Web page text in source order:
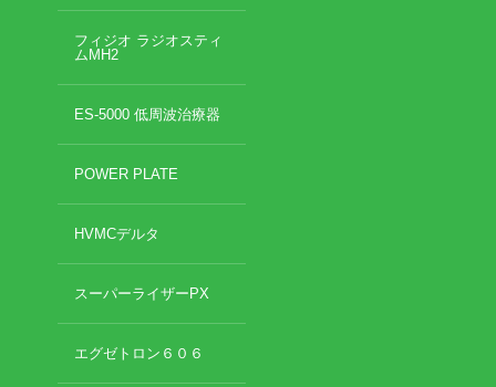
フィジオ ラジオスティ
ムMH2
ES-5000 低周波治療器
POWER PLATE
HVMCデルタ
スーパーライザーPX
エグゼトロン６０６